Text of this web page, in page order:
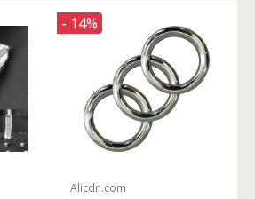
- 14%
Alicdn.com